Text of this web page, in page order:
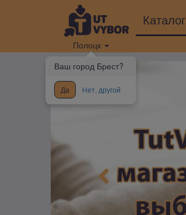
Полоцк
Ваш город Брест?
Да Нет, другой
Каталог